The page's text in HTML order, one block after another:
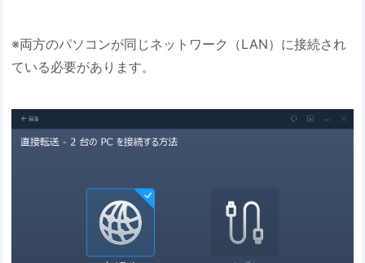
※両方のパソコンが同じネットワーク（LAN）に接続され
ている必要があります。